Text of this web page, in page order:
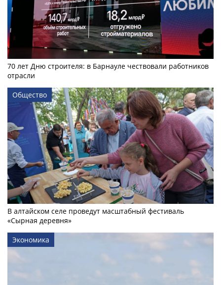
70 лет Дню строителя: в Барнауле чествовали работников
отрасли
Общество
В алтайском селе проведут масштабный фестиваль
«Сырная деревня»
Экономика